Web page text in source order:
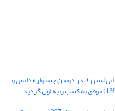
در دومین جشنواره دانش و